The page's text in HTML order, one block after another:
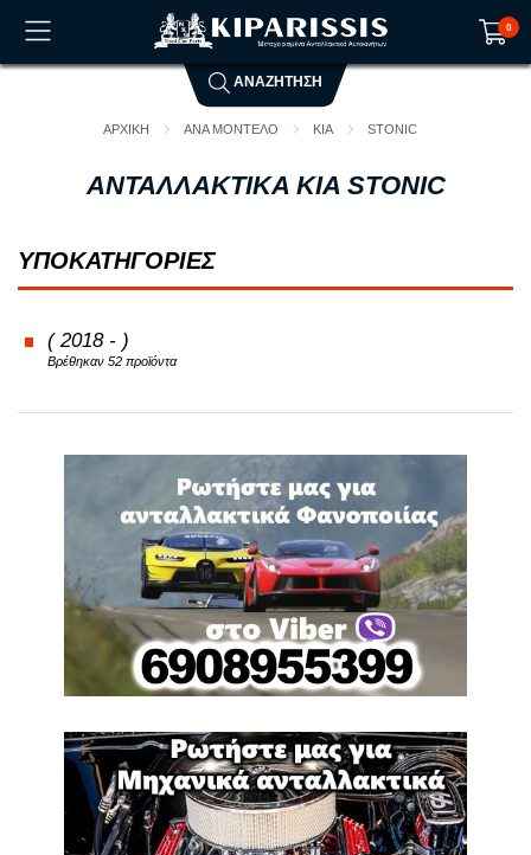
0
Το καλάθι αγορών είναι άδειο!
ΑΝΑΖΗΤΗΣΗ
ΑΡΧΙΚΗ ΑΝΑ ΜΟΝΤΕΛΟ KIA STONIC
ΑΝΤΑΛΛΑΚΤΙΚΑ KIA STONIC
ΥΠΟΚΑΤΗΓΟΡΙΕΣ
( 2018 - )
Βρέθηκαν 52 προϊόντα